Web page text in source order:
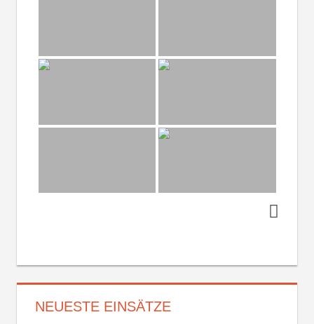
NEUESTE EINSÄTZE